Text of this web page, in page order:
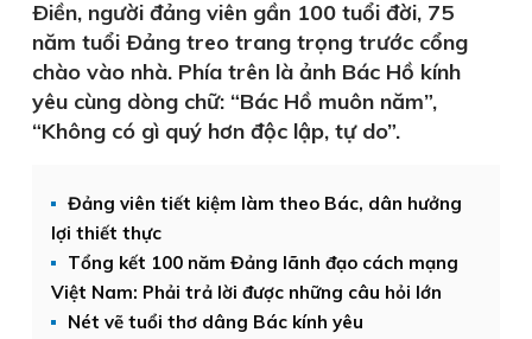
Ðiền, người đảng viên gần 100 tuổi đời, 75
năm tuổi Ðảng treo trang trọng trước cổng
chào vào nhà. Phía trên là ảnh Bác Hồ kính
yêu cùng dòng chữ: “Bác Hồ muôn năm”,
“Không có gì quý hơn độc lập, tự do”.
Đảng viên tiết kiệm làm theo Bác, dân hưởng
lợi thiết thực
Tổng kết 100 năm Đảng lãnh đạo cách mạng
Việt Nam: Phải trả lời được những câu hỏi lớn
Nét vẽ tuổi thơ dâng Bác kính yêu